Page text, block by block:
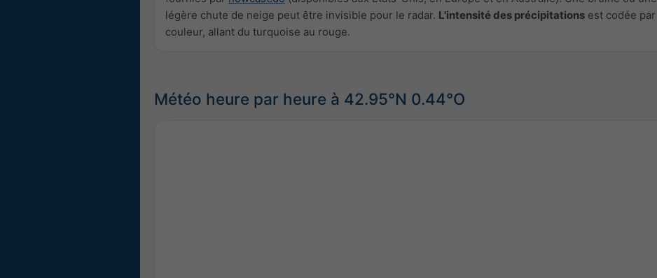
légère chute de neige peut être invisible pour le radar. L'intensité des précipitations est codée par
couleur, allant du turquoise au rouge.
Météo heure par heure à 42.95°N 0.44°O